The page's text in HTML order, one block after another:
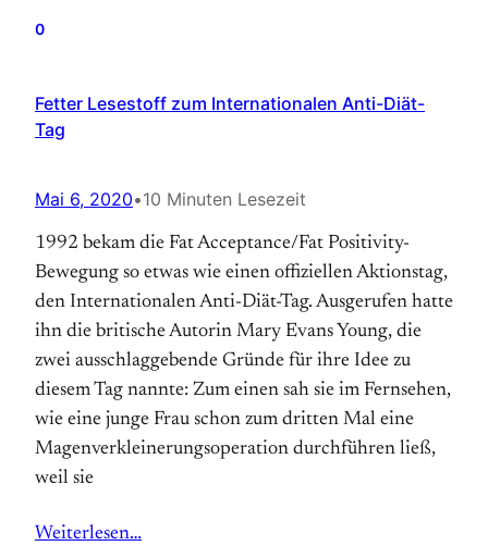
0
Fetter Lesestoff zum Internationalen Anti-Diät-
Tag
Mai 6, 2020•10 Minuten Lesezeit
1992 bekam die Fat Acceptance/Fat Positivity-
Bewegung so etwas wie einen offiziellen Aktions­tag,
den Internationalen Anti-Diät-Tag. Aus­gerufen hatte
ihn die britische Autorin Mary Evans Young, die
zwei ausschlaggebende Gründe für ihre Idee zu
diesem Tag nannte: Zum einen sah sie im Fernsehen,
wie eine junge Frau schon zum dritten Mal eine
Magen­verkleinerungs­operation durchführen ließ,
weil sie
Weiterlesen…